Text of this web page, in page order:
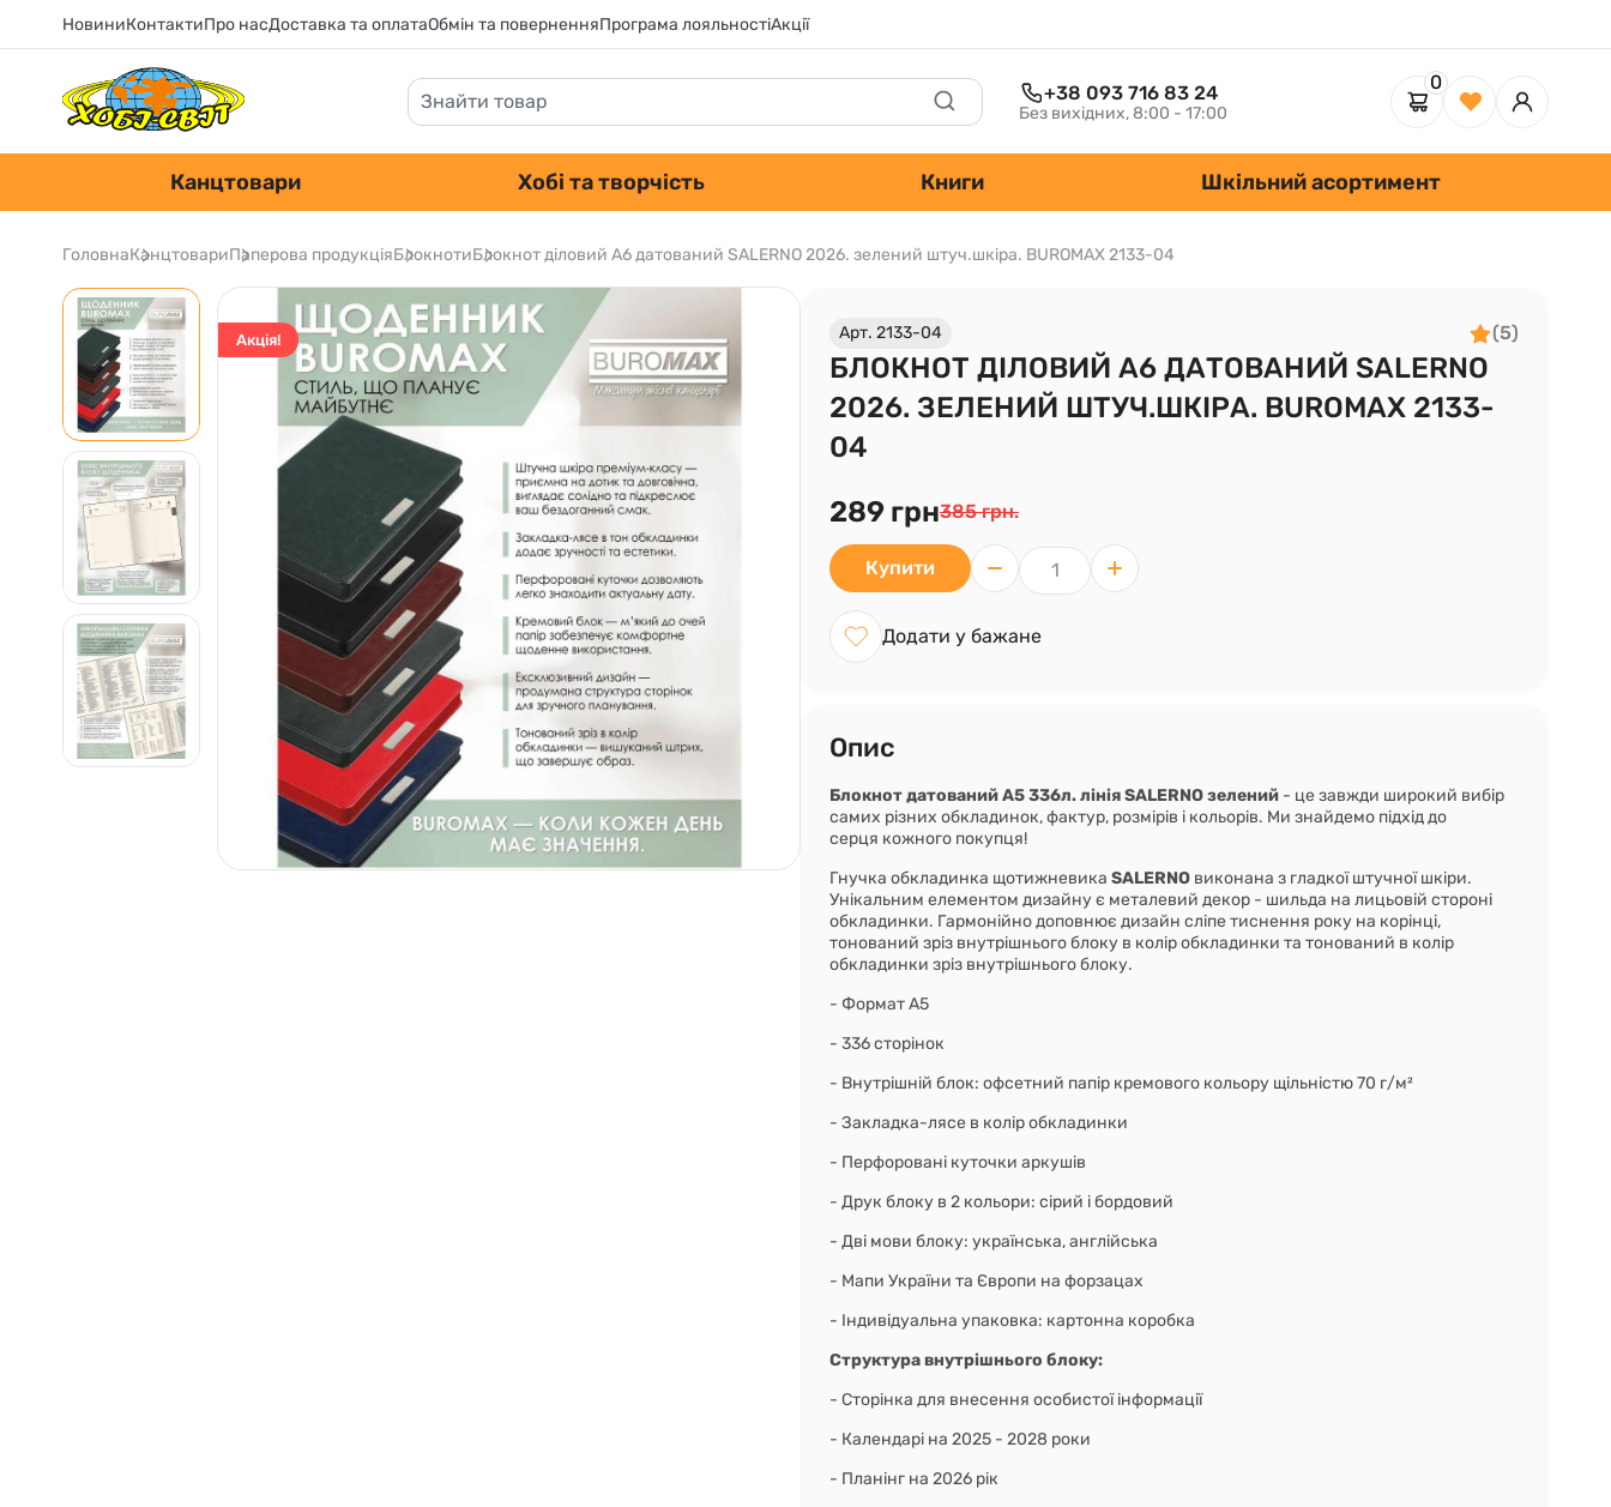
НовиниКонтактиПро насДоставка та оплатаОбмін та поверненняПрограма лояльностіАкції
+38 093 716 83 24
Без вихідних, 8:00 - 17:00
0
Канцтовари Хобі та творчість Книги Шкільний асортимент
ГоловнаКанцтовариПаперова продукціяБлокнотиБлокнот діловий А6 датований SALERNO 2026. зелений штуч.шкіра. BUROMAX 2133-04
Акція! Арт. 2133-04 (5)
БЛОКНОТ ДІЛОВИЙ А6 ДАТОВАНИЙ SALERNO
2026. ЗЕЛЕНИЙ ШТУЧ.ШКІРА. BUROMAX 2133-
04
289 грн385 грн.
Купити
Додати у бажане
Опис
Блокнот датований А5 336л. лінія SALERNO зелений - це завжди широкий вибір
самих різних обкладинок, фактур, розмірів і кольорів. Ми знайдемо підхід до
серця кожного покупця!
Гнучка обкладинка щотижневика SALERNO виконана з гладкої штучної шкіри.
Унікальним елементом дизайну є металевий декор - шильда на лицьовій стороні
обкладинки. Гармонійно доповнює дизайн сліпе тиснення року на корінці,
тонований зріз внутрішнього блоку в колір обкладинки та тонований в колір
обкладинки зріз внутрішнього блоку.
- Формат А5
- 336 сторінок
- Внутрішній блок: офсетний папір кремового кольору щільністю 70 г/м²
- Закладка-лясе в колір обкладинки
- Перфоровані куточки аркушів
- Друк блоку в 2 кольори: сірий і бордовий
- Дві мови блоку: українська, англійська
- Мапи України та Європи на форзацах
- Індивідуальна упаковка: картонна коробка
Структура внутрішнього блоку:
- Сторінка для внесення особистої інформації
- Календарі на 2025 - 2028 роки
- Планінг на 2026 рік